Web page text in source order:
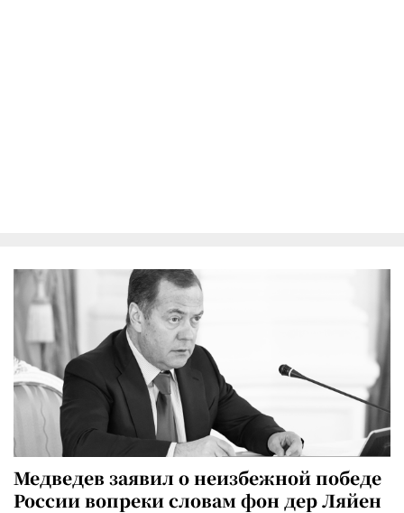
Медведев заявил о неизбежной победе
России вопреки словам фон дер Ляйен